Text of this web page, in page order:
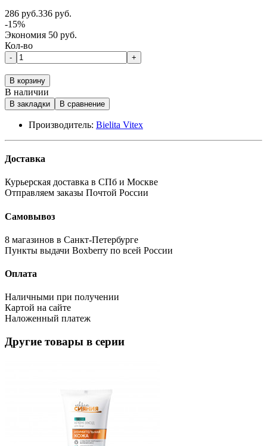
286 руб.336 руб.
-15%
Экономия 50 руб.
Кол-во
- +
В корзину
В наличии
В закладки В сравнение
Производитель: Bielita Vitex
Доставка
Курьерская доставка в СПб и Москве
Отправляем заказы Почтой России
Самовывоз
8 магазинов в Санкт-Петербурге
Пункты выдачи Boxberry по всей России
Оплата
Наличными при получении
Картой на сайте
Наложенный платеж
Другие товары в серии